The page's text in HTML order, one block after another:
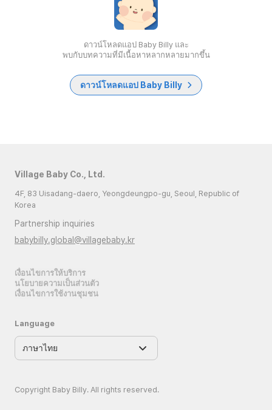
ดาวน์โหลดแอป Baby Billy และ
พบกับบทความที่มีเนื้อหาหลากหลายมากขึ้น
ดาวน์โหลดแอป Baby Billy
Village Baby Co., Ltd.
4F, 83 Uisadang-daero, Yeongdeungpo-gu, Seoul, Republic of
Korea
Partnership inquiries
babybilly.global@villagebaby.kr
เงื่อนไขการให้บริการ
นโยบายความเป็นส่วนตัว
เงื่อนไขการใช้งานชุมชน
Language
Copyright Baby Billy. All rights reserved.